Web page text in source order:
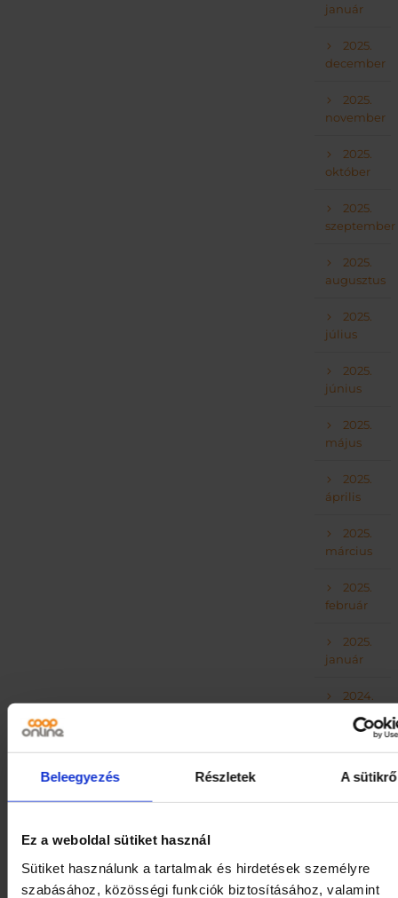
Beleegyezés Részletek A
Ez a weboldal sütiket használ
Sütiket használunk a tartalmak és hirdetések személyre
szabásához, közösségi funkciók biztosításához, valamint
január
2025.
december
2025.
november
2025.
október
2025.
szeptember
2025.
augusztus
2025.
július
2025.
június
2025.
május
2025.
április
2025.
március
2025.
február
2025.
január
2024.
2024.
2024.
szeptember